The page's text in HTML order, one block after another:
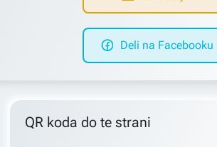
Deli na Facebooku
QR koda do te strani